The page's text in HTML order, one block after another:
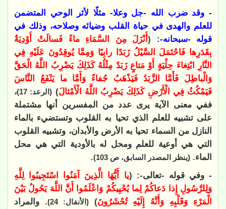
- وقد ضرب الله -جل وعلا- مثلًا لأثر الوحي المتضمن
للعلم والهدى في حياة القلب وضيائه وصلاحه، وذلك في
قوله -سبحانه-: (أَنْزَلَ مِنَ السَّمَاءِ ماءً فَسالَتْ أَوْدِيَةٌ
بِقَدَرِها فَاحْتَمَلَ السَّيْلُ زَبَدًا رابِيًا وَمِمَّا يُوقِدُونَ عَلَيْهِ فِي
النَّارِ ابْتِغاءَ حِلْيَةٍ أَوْ مَتاعٍ زَبَدٌ مِثْلُهُ كَذَلِكَ يَضْرِبُ اللَّهُ الْحَقَّ
وَالْباطِلَ فَأَمَّا الزَّبَدُ فَيَذْهَبُ جُفاءً وَأَمَّا ما يَنْفَعُ النَّاسَ
فَيَمْكُثُ فِي الْأَرْضِ كَذَلِكَ يَضْرِبُ اللَّهُ الْأَمْثالَ) (الرعد: 17)
،
ففي معنى الآية يرى عدد من المفسرين أنها مشتملة
على تشبيه للعلم الذي تحيا به القلوب وتستضيء بالماء
النازل من السماء تحيا به الأرض والأبدان، وتشبيه القلوب
التي هي أوعية للعلم ومحل له بالأودية التي هي محل
الماء. (ينظر المصدر السابق، ص 103)
.
- وفي قوله -تعالى-: (يا أَيُّهَا الَّذِينَ آمَنُوا اسْتَجِيبُوا لِلَّهِ
وَلِلرَّسُولِ إِذا دَعاكُمْ لِما يُحْيِيكُمْ وَاعْلَمُوا أَنَّ اللَّهَ يَحُولُ بَيْنَ
الْمَرْءِ وَقَلْبِهِ وَأَنَّهُ إِلَيْهِ تُحْشَرُونَ)(الأنفال: 24)
. والمراد